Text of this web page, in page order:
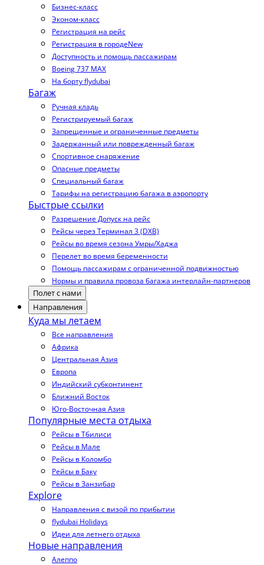
Бизнес-класс
Эконом-класс
Регистрация на рейс
Регистрация в городеNew
Доступность и помощь пассажирам
Boeing 737 MAX
На борту flydubai
Багаж
Ручная кладь
Регистрируемый багаж
Запрещенные и ограниченные предметы
Задержанный или поврежденный багаж
Спортивное снаряжение
Опасные предметы
Специальный багаж
Тарифы на регистрацию багажа в аэропорту
Быстрые ссылки
Разрешение Допуск на рейс
Рейсы через Терминал 3 (DXB)
Рейсы во время сезона Умры/Хаджа
Перелет во время беременности
Помощь пассажирам с ограниченной подвижностью
Нормы и правила провоза багажа интерлайн-партнеров
Полет с нами
Направления
Куда мы летаем
Все направления
Африка
Центральная Азия
Европа
Индийский субконтинент
Ближний Восток
Юго-Восточная Азия
Популярные места отдыха
Рейсы в Тбилиси
Рейсы в Мале
Рейсы в Коломбо
Рейсы в Баку
Рейсы в Занзибар
Explore
Направления с визой по прибытии
flydubai Holidays
Идеи для летнего отдыха
Новые направления
Алеппо